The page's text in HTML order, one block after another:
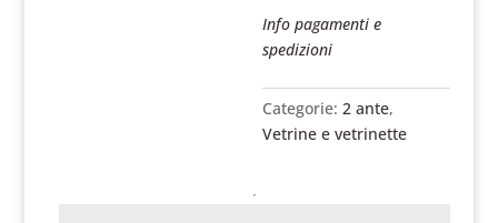
Info pagamenti e
spedizioni
Categorie:2 ante,
Vetrine e vetrinette